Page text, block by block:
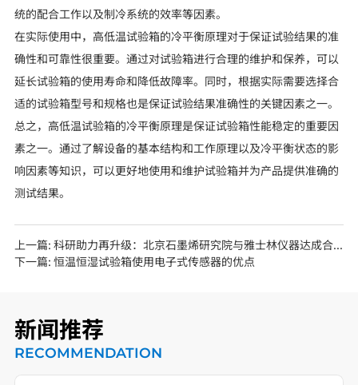
统的配合工作以及制冷系统的效率等因素。
在实际使用中，高低温试验箱的冷平衡原理对于保证试验结果的准
确性和可靠性很重要。通过对试验箱进行合理的维护和保养，可以
延长试验箱的使用寿命和降低故障率。同时，根据实际需要选择合
适的试验箱型号和规格也是保证试验结果准确性的关键因素之一。
总之，高低温试验箱的冷平衡原理是保证试验箱性能稳定的重要因
素之一。通过了解设备的基本结构和工作原理以及冷平衡状态的影
响因素等知识，可以更好地使用和维护试验箱并为产品提供准确的
测试结果。
上一篇: 科研助力再升级：北京石墨烯研究院与雅士林仪器达成合作
下一篇: 恒温恒湿试验箱使用电子式传感器的优点
新闻推荐
RECOMMENDATION